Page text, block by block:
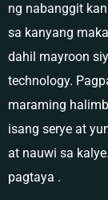
ng nabanggit
sa kanyang
dahil mayroon
technology.
maraming
isang serye at
at nauwi sa
pagtaya .